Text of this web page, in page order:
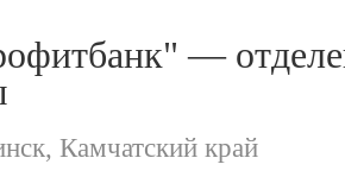
—
Камчатский край